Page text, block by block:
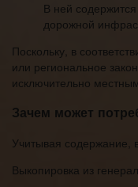
В ней
дорожной
Поскольку, в
или региональное
исключительно
Зачем может
Учитывая содержание,
Выкопировка из